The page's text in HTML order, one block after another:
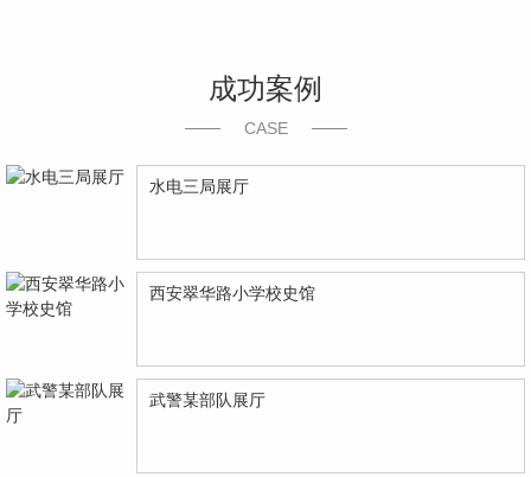
成功案例
CASE
水电三局展厅
西安翠华路小学校史馆
武警某部队展厅